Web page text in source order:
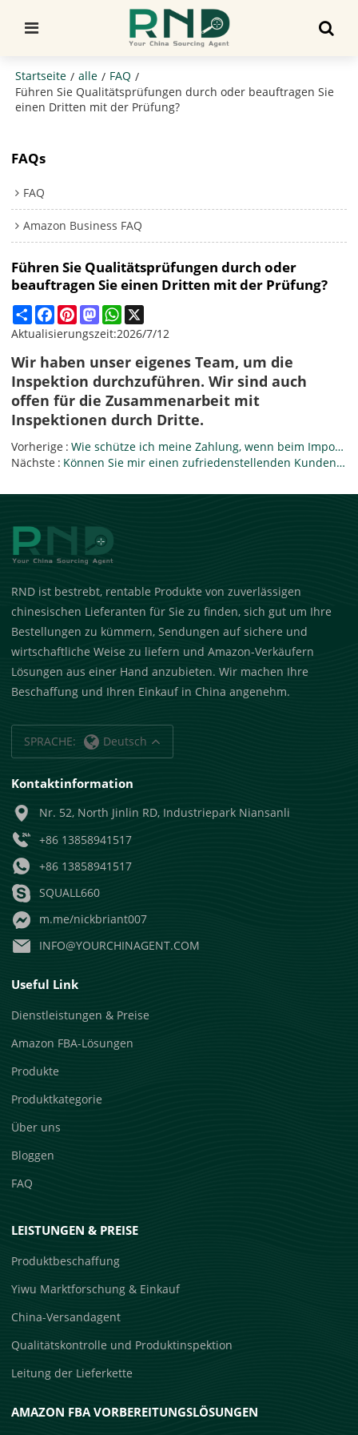
Startseite / alle / FAQ /
Führen Sie Qualitätsprüfungen durch oder beauftragen Sie
einen Dritten mit der Prüfung?
FAQs
FAQ
Amazon Business FAQ
Führen Sie Qualitätsprüfungen durch oder
beauftragen Sie einen Dritten mit der Prüfung?
ShareFacebookPinterestMastodonWhatsApp
Aktualisierungszeit:2026/7/12
Wir haben unser eigenes Team, um die
Inspektion durchzuführen. Wir sind auch
offen für die Zusammenarbeit mit
Inspektionen durch Dritte.
Vorherige
Wie schütze ich meine Zahlung, wenn beim Import aus China etwas schief geht?
Nächste
Können Sie mir einen zufriedenstellenden Kundenreferenzkontakt geben, um Ihre Arbeit und Ihren Hinte
RND ist bestrebt, rentable Produkte von zuverlässigen
chinesischen Lieferanten für Sie zu finden, sich gut um Ihre
Bestellungen zu kümmern, Sendungen auf sichere und
wirtschaftliche Weise zu liefern und Amazon-Verkäufern
Lösungen aus einer Hand anzubieten. Wir machen Ihre
Beschaffung und Ihren Einkauf in China angenehm.
SPRACHE: Deutsch
Kontaktinformation
Nr. 52, North Jinlin RD, Industriepark Niansanli
+86 13858941517
+86 13858941517
SQUALL660
m.me/nickbriant007
INFO@YOURCHINAGENT.COM
Useful Link
Dienstleistungen & Preise
Amazon FBA-Lösungen
Produkte
Produktkategorie
Über uns
Bloggen
FAQ
LEISTUNGEN & PREISE
Produktbeschaffung
Yiwu Marktforschung & Einkauf
China-Versandagent
Qualitätskontrolle und Produktinspektion
Leitung der Lieferkette
AMAZON FBA VORBEREITUNGSLÖSUNGEN